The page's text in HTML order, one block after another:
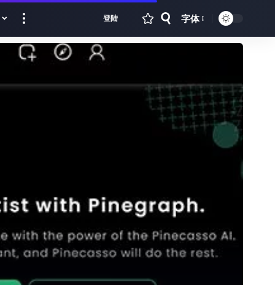
登陆
Font
Resizer
字体